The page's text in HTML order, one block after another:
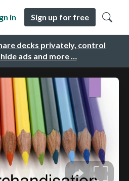
decks privately, control
ads and more …
in Sign up for free